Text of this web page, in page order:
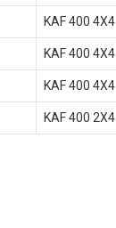
KAF 400 4X4
KAF 400 4X4
KAF 400 4X4
KAF 400 2X4